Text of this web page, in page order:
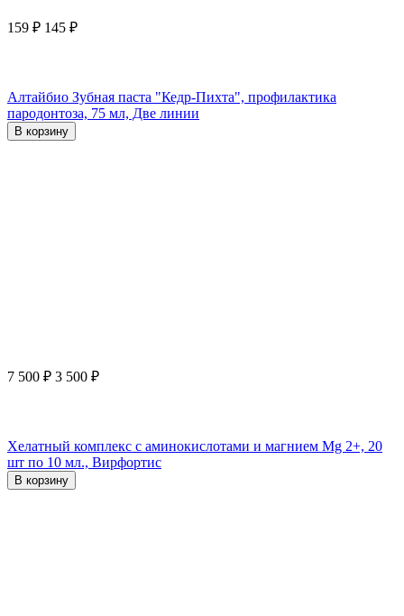
159 ₽ 145 ₽
Алтайбио Зубная паста "Кедр-Пихта", профилактика
пародонтоза, 75 мл, Две линии
В корзину
7 500 ₽ 3 500 ₽
Хелатный комплекс с аминокислотами и магнием Mg 2+, 20
шт по 10 мл., Вирфортис
В корзину